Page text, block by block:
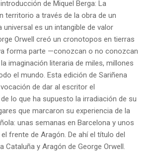
de Miquel Berga: La
territorio a través de la obra de un
es un intangible de valor
Orwell creó un cronotopos en tierras
forma parte —conozcan o no conozcan
imaginación literaria de miles, millones
el mundo. Esta edición de Sariñena
de dar al escritor el
lo que ha supuesto la irradiación de su
que marcaron su experiencia de la
unas semanas en Barcelona y unos
frente de Aragón. De ahí el título del
Cataluña y Aragón de George Orwell.